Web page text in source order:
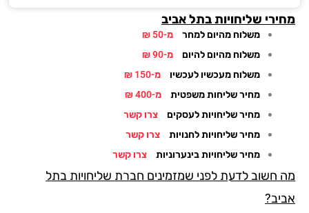
שליחויות בתל אביב
משלוח מהיום למחר
מ-50 ₪
משלוח מהיום להיום
מ-90 ₪
משלוח מעכשיו לעכשיו
מ-150 ₪
מחיר שליחות משפטית
מ-400 ₪
מחיר שליחויות לעסקים
צרו קשר
מחיר שליחויות לחנויות
צרו קשר
מחיר שליחויות בינערוניות
צרו קשר
חשוב לדעת לפני שמזמינים חברת שליחויות בתל